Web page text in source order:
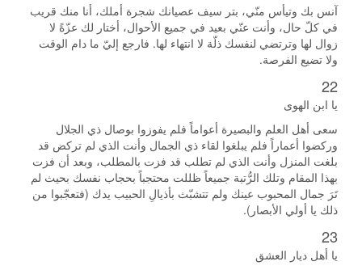
آنس بك وتيأس منّي، بتر سيف عصيانك شجرة أملك، أنا منك قريب
في كلّ حال، وأنت عنّي بعيد في جميع الأحوال، أختار لك عزّةً لا
زوال لها وترتضي لنفسك ذلّة لا انتهاء لها. فارجع إليّ ما دام الوقت
ولا تضيع الفرصة.
22
يا ابن الهوى
سعى أهل العلم والبصيرة أعواماً فلم يفوزوا بوصال ذي الجلال
وركضوا أعماراً فلم يبلغوا لقاء ذي الجمال وأنت الذي لم تركض قد
بلغت المنزل وأنت الذي لم تطلب قد فزت بالمطلب، وبعد أن فزت
بهذا المقام وتلك الرُّتبة جميعاً ظللت محتجباً بحجاب نفسك بحيث لم
تَرَ جمال المحبوب عينك ولم تتشبّث بأذيالِ الحبيب يدك (فتعجّبوا من
ذلك يا أولي الأبصار).
23
يا أهل ديار العشق